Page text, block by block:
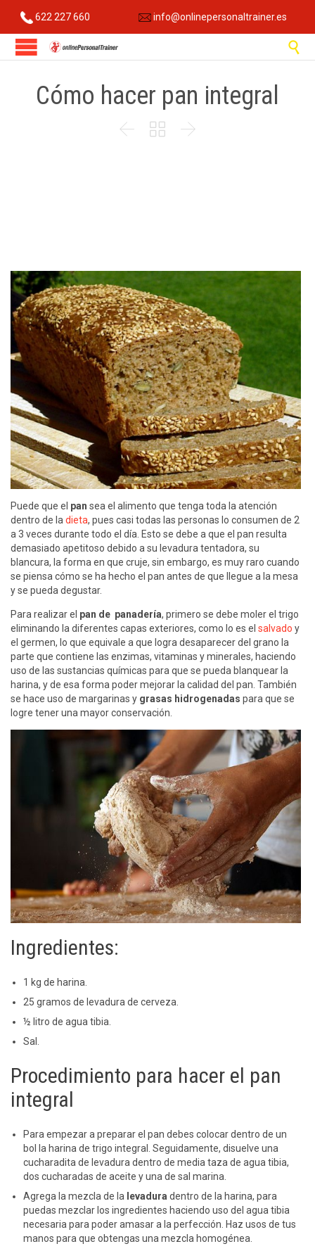
622 227 660 info@onlinepersonaltrainer.es

Cómo hacer pan integral
  
Puede que el pan sea el alimento que tenga toda la atención
dentro de la dieta, pues casi todas las personas lo consumen de 2
a 3 veces durante todo el día. Esto se debe a que el pan resulta
demasiado apetitoso debido a su levadura tentadora, su
blancura, la forma en que cruje, sin embargo, es muy raro cuando
se piensa cómo se ha hecho el pan antes de que llegue a la mesa
y se pueda degustar.
Para realizar el pan de panadería, primero se debe moler el trigo
eliminando la diferentes capas exteriores, como lo es el salvado y
el germen, lo que equivale a que logra desaparecer del grano la
parte que contiene las enzimas, vitaminas y minerales, haciendo
uso de las sustancias químicas para que se pueda blanquear la
harina, y de esa forma poder mejorar la calidad del pan. También
se hace uso de margarinas y grasas hidrogenadas para que se
logre tener una mayor conservación.
Ingredientes:
1 kg de harina.
25 gramos de levadura de cerveza.
½ litro de agua tibia.
Sal.
Procedimiento para hacer el pan
integral
Para empezar a preparar el pan debes colocar dentro de un
bol la harina de trigo integral. Seguidamente, disuelve una
cucharadita de levadura dentro de media taza de agua tibia,
dos cucharadas de aceite y una de sal marina.
Agrega la mezcla de la levadura dentro de la harina, para
puedas mezclar los ingredientes haciendo uso del agua tibia
necesaria para poder amasar a la perfección. Haz usos de tus
manos para que obtengas una mezcla homogénea.